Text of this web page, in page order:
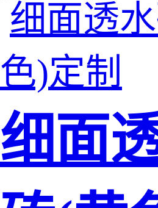
细面